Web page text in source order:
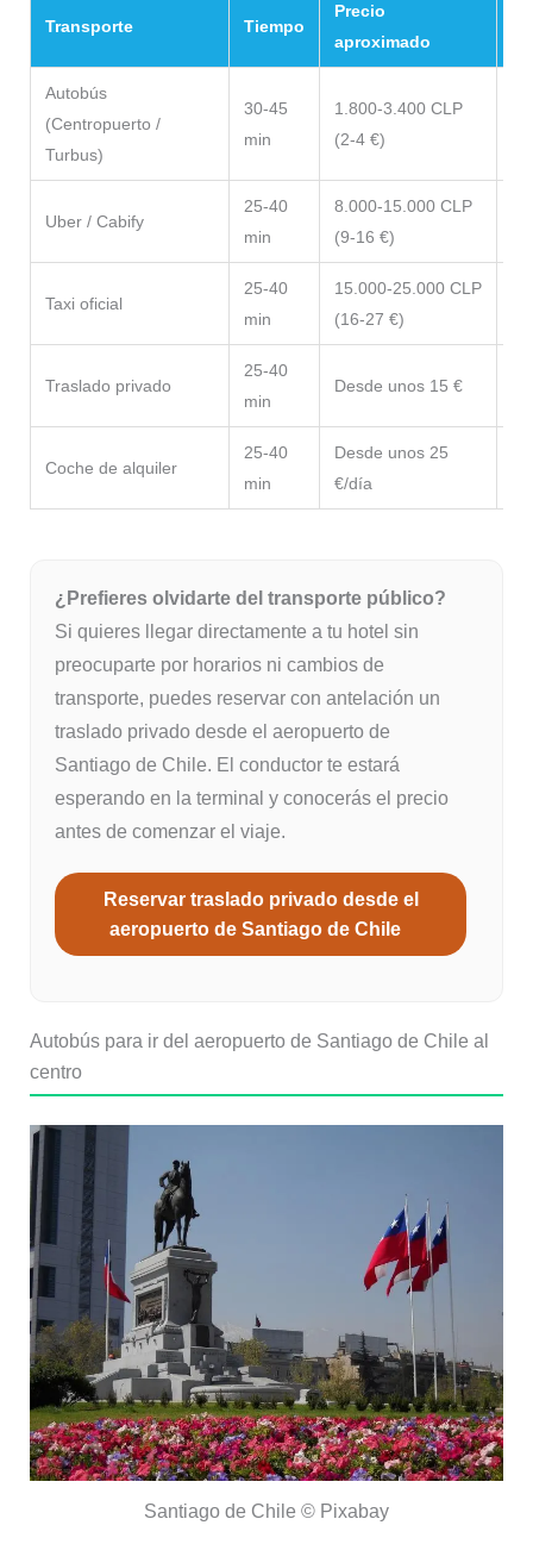
Transporte Tiempo
Precio
aproximado
Autobús
(Centropuerto /
Turbus)
30-45
min
1.800-3.400 CLP
(2-4 €)
Uber / Cabify
25-40
min
8.000-15.000 CLP
(9-16 €)
Taxi oficial
25-40
min
15.000-25.000 CLP
(16-27 €)
Traslado privado
25-40
min
Desde unos 15 €
Coche de alquiler
25-40
min
Desde unos 25
€/día
¿Prefieres olvidarte del transporte público?
Si quieres llegar directamente a tu hotel sin
preocuparte por horarios ni cambios de
transporte, puedes reservar con antelación un
traslado privado desde el aeropuerto de
Santiago de Chile. El conductor te estará
esperando en la terminal y conocerás el precio
antes de comenzar el viaje.
Reservar traslado privado desde el
aeropuerto de Santiago de Chile
Autobús para ir del aeropuerto de Santiago de Chile al
centro
Santiago de Chile © Pixabay